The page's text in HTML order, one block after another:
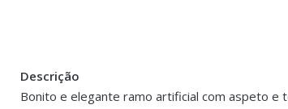
Descrição
Bonito e elegante ramo artificial com aspeto e
Peso
There are no reviews yet.